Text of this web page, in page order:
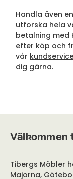
Handla även
utforska hela
betalning med
efter köp och
vår
dig gärna.
Välkommen
Tibergs Möbler
Majorna,